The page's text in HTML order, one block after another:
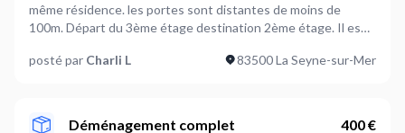
même résidence. les portes sont distantes de moins de
100m. Départ du 3ème étage destination 2ème étage. Il est
places), une machine à laver, une bibliothèque IKEA BILLY
démontable (colonnes), une commode IKEA MALM+ 10
posté par Charli L 83500 La Seyne-sur-Mer
Déménagement complet 400 €